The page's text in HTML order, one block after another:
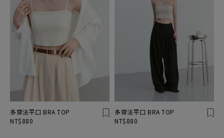
多穿法平口 BRA TOP
NT$880
多穿法平口 BRA TOP
NT$880